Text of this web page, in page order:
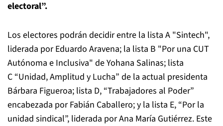
electoral”.
Los electores podrán decidir entre la lista A "Sintech",
liderada por Eduardo Aravena; la lista B "Por una CUT
Autónoma e Inclusiva" de Yohana Salinas; lista
C “Unidad, Amplitud y Lucha” de la actual presidenta
Bárbara Figueroa; lista D, “Trabajadores al Poder”
encabezada por Fabián Caballero; y la lista E, “Por la
unidad sindical”, liderada por Ana María Gutiérrez. Este